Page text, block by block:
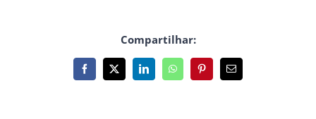
Compartilhar:
Facebook
X LinkedInWhatsAppPinterest
E-
mail